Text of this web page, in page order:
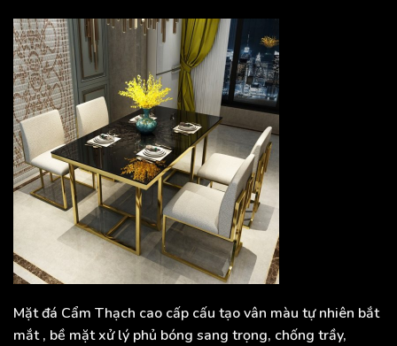
Mặt đá Cẩm Thạch cao cấp cấu tạo vân màu tự nhiên bắt
mắt , bề mặt xử lý phủ bóng sang trọng, chống trầy,